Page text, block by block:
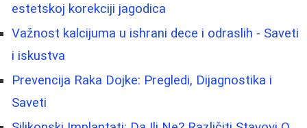
estetskoj korekciji jagodica
Važnost kalcijuma u ishrani dece i odraslih - Saveti
i iskustva
Prevencija Raka Dojke: Pregledi, Dijagnostika i
Saveti